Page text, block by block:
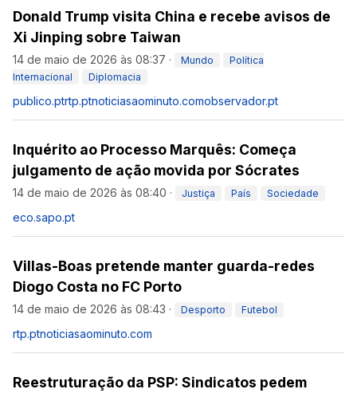
Donald Trump visita China e recebe avisos de
Xi Jinping sobre Taiwan
14 de maio de 2026 às 08:37 · Mundo
Política
Internacional
Diplomacia
publico.ptrtp.ptnoticiasaominuto.comobservador.pt
Inquérito ao Processo Marquês: Começa
julgamento de ação movida por Sócrates
14 de maio de 2026 às 08:40 · Justiça País Sociedade
eco.sapo.pt
Villas-Boas pretende manter guarda-redes
Diogo Costa no FC Porto
14 de maio de 2026 às 08:43 · Desporto Futebol
rtp.ptnoticiasaominuto.com
Reestruturação da PSP: Sindicatos pedem